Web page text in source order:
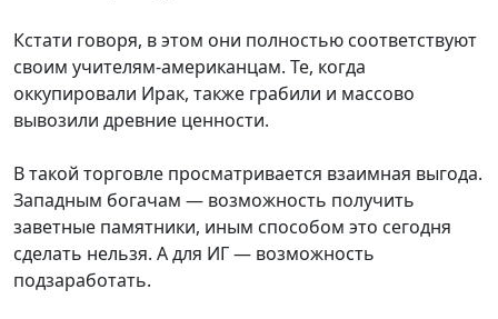
Кстати говоря, в этом они полностью соответствуют
своим учителям-американцам. Те, когда
оккупировали Ирак, также грабили и массово
вывозили древние ценности.
В такой торговле просматривается взаимная выгода.
Западным богачам — возможность получить
заветные памятники, иным способом это сегодня
сделать нельзя. А для ИГ — возможность
подзаработать.